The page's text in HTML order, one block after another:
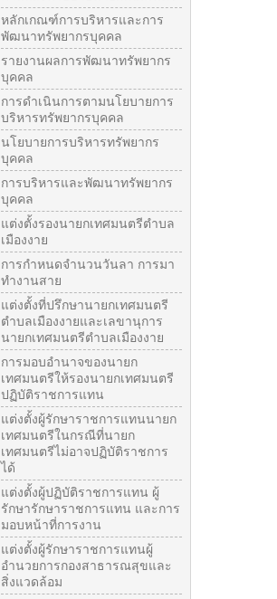
หลักเกณฑ์การบริหารและการ
พัฒนาทรัพยากรบุคคล
รายงานผลการพัฒนาทรัพยากร
บุคคล
การดำเนินการตามนโยบายการ
บริหารทรัพยากรบุคคล
นโยบายการบริหารทรัพยากร
บุคคล
การบริหารและพัฒนาทรัพยากร
บุคคล
แต่งตั้งรองนายกเทศมนตรีตำบล
เมืองงาย
การกำหนดจำนวนวันลา การมา
ทำงานสาย
แต่งตั้งที่ปรึกษานายกเทศมนตรี
ตำบลเมืองงายและเลขานุการ
นายกเทศมนตรีตำบลเมืองงาย
การมอบอำนาจของนายก
เทศมนตรีให้รองนายกเทศมนตรี
ปฏิบัติราชการแทน
แต่งตั้งผู้รักษาราชการแทนนายก
เทศมนตรีในกรณีที่นายก
เทศมนตรีไม่อาจปฏิบัติราชการ
ได้
แต่งตั้งผู้ปฏิบัติราชการแทน ผู้
รักษารักษาราชการแทน และการ
มอบหน้าที่การงาน
แต่งตั้งผู้รักษาราชการแทนผู้
อำนวยการกองสาธารณสุขและ
สิ่งแวดล้อม